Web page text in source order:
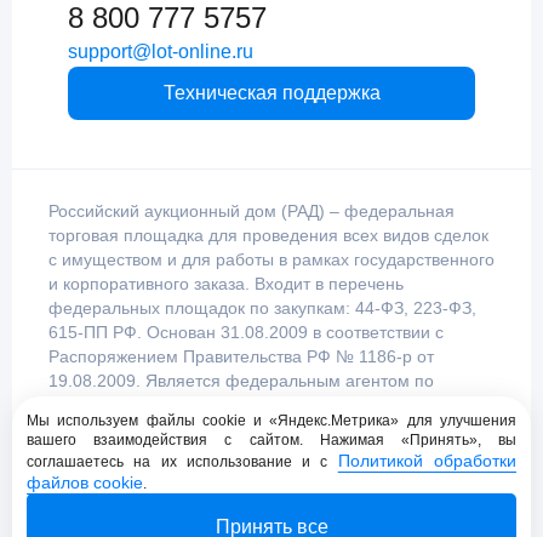
8 800 777 5757
support@lot-online.ru
Техническая поддержка
Российский аукционный дом (РАД) – федеральная
торговая площадка для проведения всех видов сделок
с имуществом и для работы в рамках государственного
и корпоративного заказа. Входит в перечень
федеральных площадок по закупкам: 44-ФЗ, 223-ФЗ,
615-ПП РФ. Основан 31.08.2009 в соответствии с
Распоряжением Правительства РФ № 1186-р от
19.08.2009. Является федеральным агентом по
Правительством Российской Федерации.
Мы используем файлы cookie и «Яндекс.Метрика» для улучшения
вашего взаимодействия с сайтом. Нажимая «Принять», вы
соглашаетесь на их использование и с Политикой обработки
файлов cookie.
Принять все